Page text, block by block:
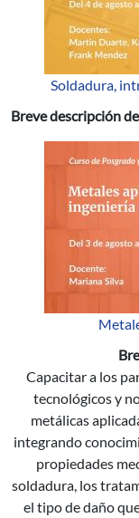
Soldadura,
Breve descripción
Capacitar a los
tecnológicos y
metálicas
integrando
propiedades
soldadura, los
el tipo de daño